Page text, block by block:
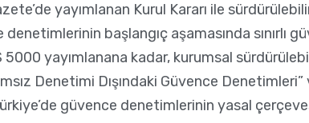
yayımlanan Kurul Kararı ile
başlangıç aşamasında
yayımlanana kadar, kurumsal
Denetimi Dışındaki Güvence
güvence denetimlerinin yasal